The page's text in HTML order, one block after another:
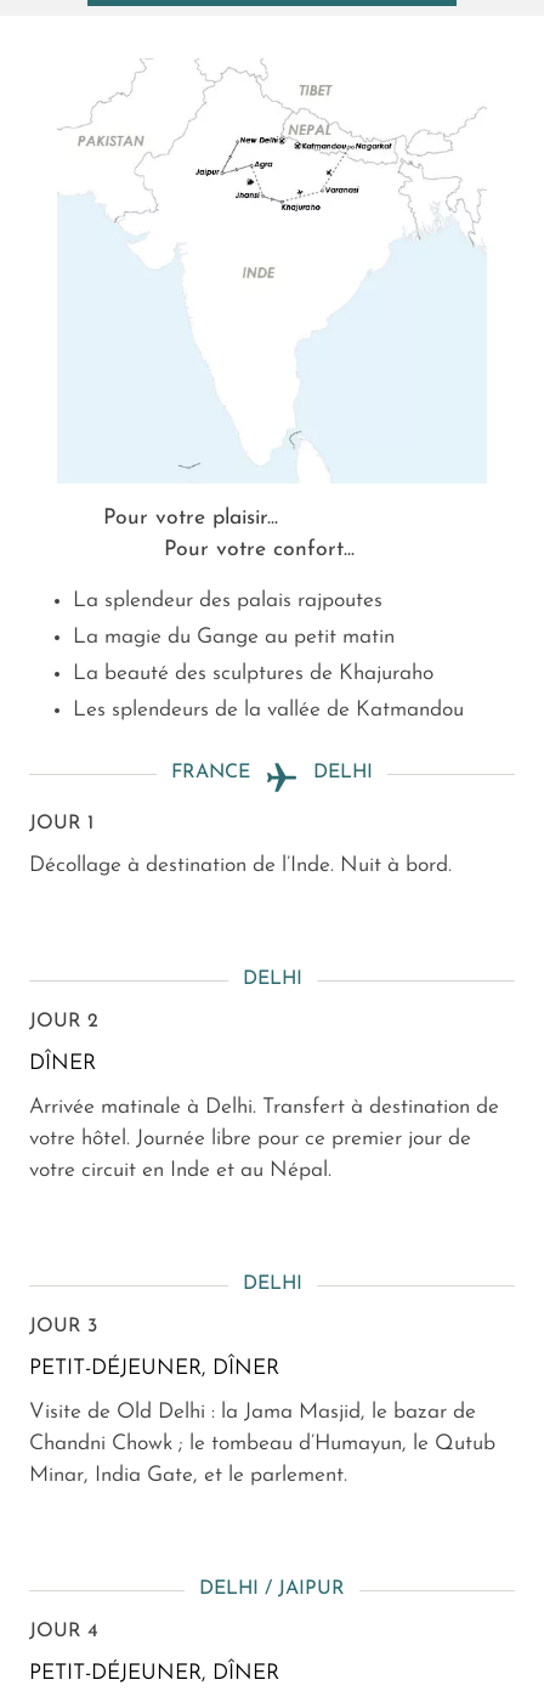
Pour votre plaisir...
Pour votre confort...
La splendeur des palais rajpoutes
La magie du Gange au petit matin
La beauté des sculptures de Khajuraho
Les splendeurs de la vallée de Katmandou
FRANCE DELHI
JOUR 1
Décollage à destination de l’Inde. Nuit à bord.
DELHI
JOUR 2
DÎNER
Arrivée matinale à Delhi. Transfert à destination de
votre hôtel. Journée libre pour ce premier jour de
votre circuit en Inde et au Népal.
DELHI
JOUR 3
PETIT-DÉJEUNER, DÎNER
Visite de Old Delhi : la Jama Masjid, le bazar de
Chandni Chowk ; le tombeau d’Humayun, le Qutub
Minar, India Gate, et le parlement.
DELHI / JAIPUR
JOUR 4
PETIT-DÉJEUNER, DÎNER